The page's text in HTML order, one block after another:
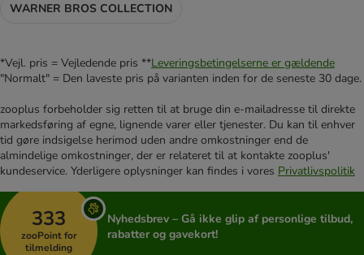
WARNER BROS COLLECTION
*Vejl. pris = Vejledende pris **Leveringsbetingelserne er gældende
"Normalt" = Den laveste pris på varianten inden for de seneste 30 dage.
zooplus forbeholder sig retten til at bruge din e-mailadresse til direkte
markedsføring af egne, lignende varer eller tjenester. Du kan til enhver
tid gøre indsigelse herimod uden andre omkostninger end de
almindelige omkostninger, der er relateret til at kontakte zooplus'
kundeservice. Yderligere oplysninger kan findes i vores Privatlivspolitik
333
zooPoint for
tilmelding
Nyhedsbrev – Gå ikke glip af personlige tilbud,
rabatter og gavekort!